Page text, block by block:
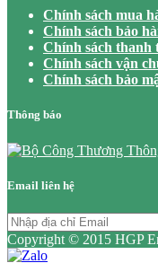
Chính sách mua
Chính sách bảo
Chính sách thanh
Chính sách vận
Chính sách bảo
Thông báo
Email liên hệ
Copyright © 2015 HGP